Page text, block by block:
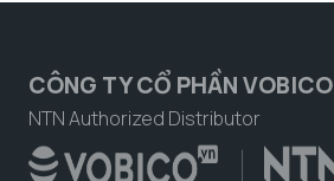
CÔNG TY CỔ PHẦN VOBICO
NTN Authorized Distributor